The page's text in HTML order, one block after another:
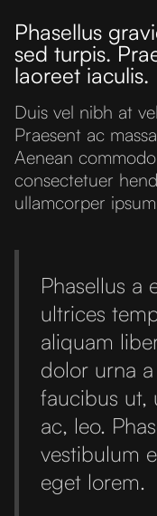
Phasellus
sed turpis.
laoreet iaculis.
Duis vel nibh at
Praesent ac
Aenean
consectetuer
ullamcorper
Phasellus a
ultrices
aliquam
dolor urna
faucibus ut,
ac, leo.
vestibulum
eget lorem.